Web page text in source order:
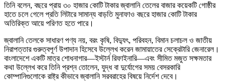
তিনি বলেন, বছরে প্রায় ৩০ হাজার কোটি টাকার জ্বালানি তেলের বাজার কয়েকটি গোষ্ঠীর
হাতে চলে গেলে প্রতি লিটারে সামান্য বাড়তি মুনাফাও বছরে হাজার কোটি টাকার
অতিরিক্ত আয়ে পরিণত হতে পারে।
জ্বালানি তেলকে সাধারণ পণ্য নয়, বরং কৃষি, বিদ্যুৎ, পরিবহন, বিমান চলাচল ও জাতীয়
নিরাপত্তার গুরুত্বপূর্ণ উপাদান হিসেবে উল্লেখ করেন জামায়াতের সেক্রেটারি জেনারেল।
বাংলাদেশে একটি মাত্র শোধনাগার—ইস্টার্ন রিফাইনারি—এবং সীমিত মজুত সক্ষমতার
কথা উল্লেখ করে তিনি প্রশ্ন তোলেন, যুদ্ধ বা দুর্যোগের সময় বেসরকারি
কোম্পানিগুলোকে রাষ্ট্র কীভাবে জ্বালানি সরবরাহের বিষয়ে নির্দেশ দেবে।